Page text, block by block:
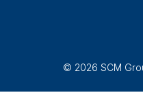
© 2026 SCM